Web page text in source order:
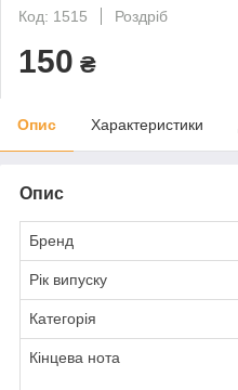
Код: 1515
Роздріб
150 ₴
Опис Характеристики
Опис
Бренд
Рік випуску
Категорія
Кінцева нота